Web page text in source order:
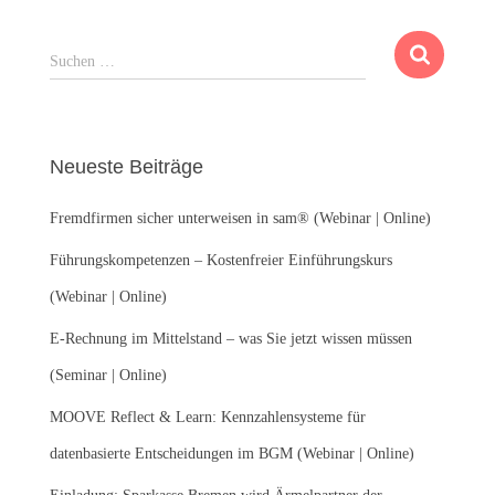
S
u
n
a
h
:
Suchen …
Neueste Beiträge
Fremdfirmen sicher unterweisen in sam® (Webinar | Online)
Führungskompetenzen – Kostenfreier Einführungskurs
(Webinar | Online)
E-Rechnung im Mittelstand – was Sie jetzt wissen müssen
(Seminar | Online)
MOOVE Reflect & Learn: Kennzahlensysteme für
datenbasierte Entscheidungen im BGM (Webinar | Online)